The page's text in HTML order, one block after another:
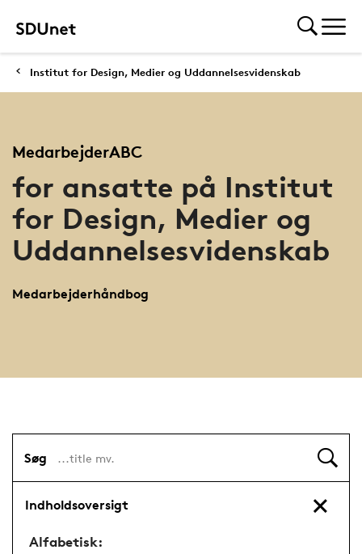
Institut for Design, Medier og Uddannelsesvidenskab
MedarbejderABC
for ansatte på Institut
for Design, Medier og
Uddannelsesvidenskab
Medarbejderhåndbog
Indholdsoversigt
Søg
Alfabetisk: